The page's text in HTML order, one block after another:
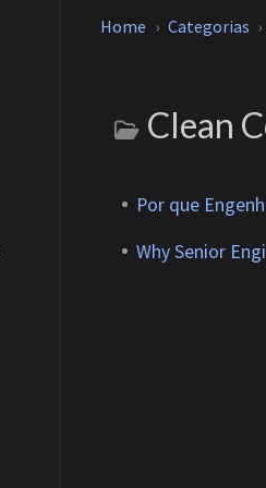
Home Categorias
Clean
Por que
Why Senior